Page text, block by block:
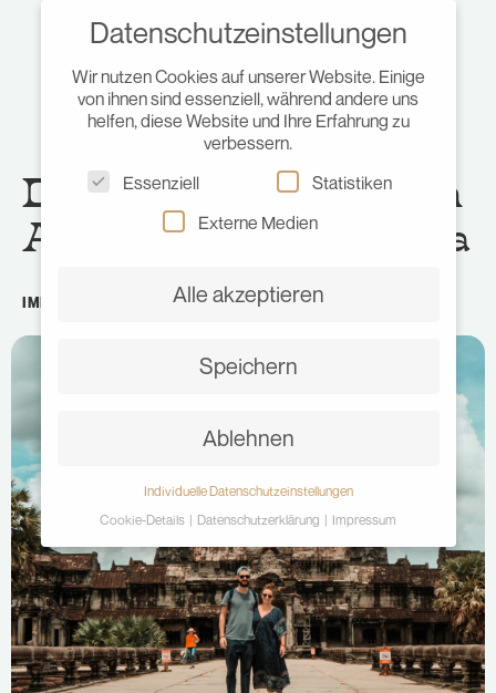
Die Tempelanlagen von
Angkor in Kambodscha
IMPRESSIONEN KAMBODSCHA•MÄRZ 2, 2020
Datenschutzeinstellungen
Wir nutzen Cookies auf unserer Website. Einige
von ihnen sind essenziell, während andere uns
helfen, diese Website und Ihre Erfahrung zu
verbessern.
Essenziell
Statistiken
Externe Medien
Alle akzeptieren
Speichern
Ablehnen
Individuelle Datenschutzeinstellungen
Cookie-Details
Datenschutzerklärung Impressum
Datenschutzeinstellungen
Hier finden Sie eine Übersicht über alle
verwendeten Cookies. Sie können Ihre Einwilligung
zu ganzen Kategorien geben oder sich weitere
Informationen anzeigen lassen und so nur
bestimmte Cookies auswählen.